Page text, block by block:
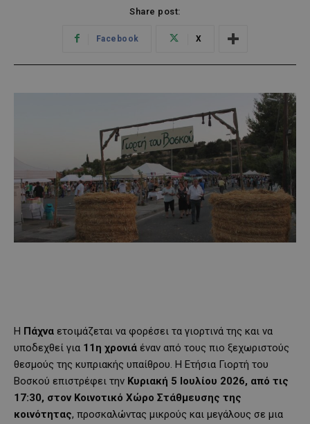
Share post:
Facebook X
Η Πάχνα ετοιμάζεται να φορέσει τα γιορτινά της και να
υποδεχθεί για 11η χρονιά έναν από τους πιο ξεχωριστούς
θεσμούς της κυπριακής υπαίθρου. Η Ετήσια Γιορτή του
Βοσκού επιστρέφει την Κυριακή 5 Ιουλίου 2026, από τις
17:30, στον Κοινοτικό Χώρο Στάθμευσης της
κοινότητας, προσκαλώντας μικρούς και μεγάλους σε μια